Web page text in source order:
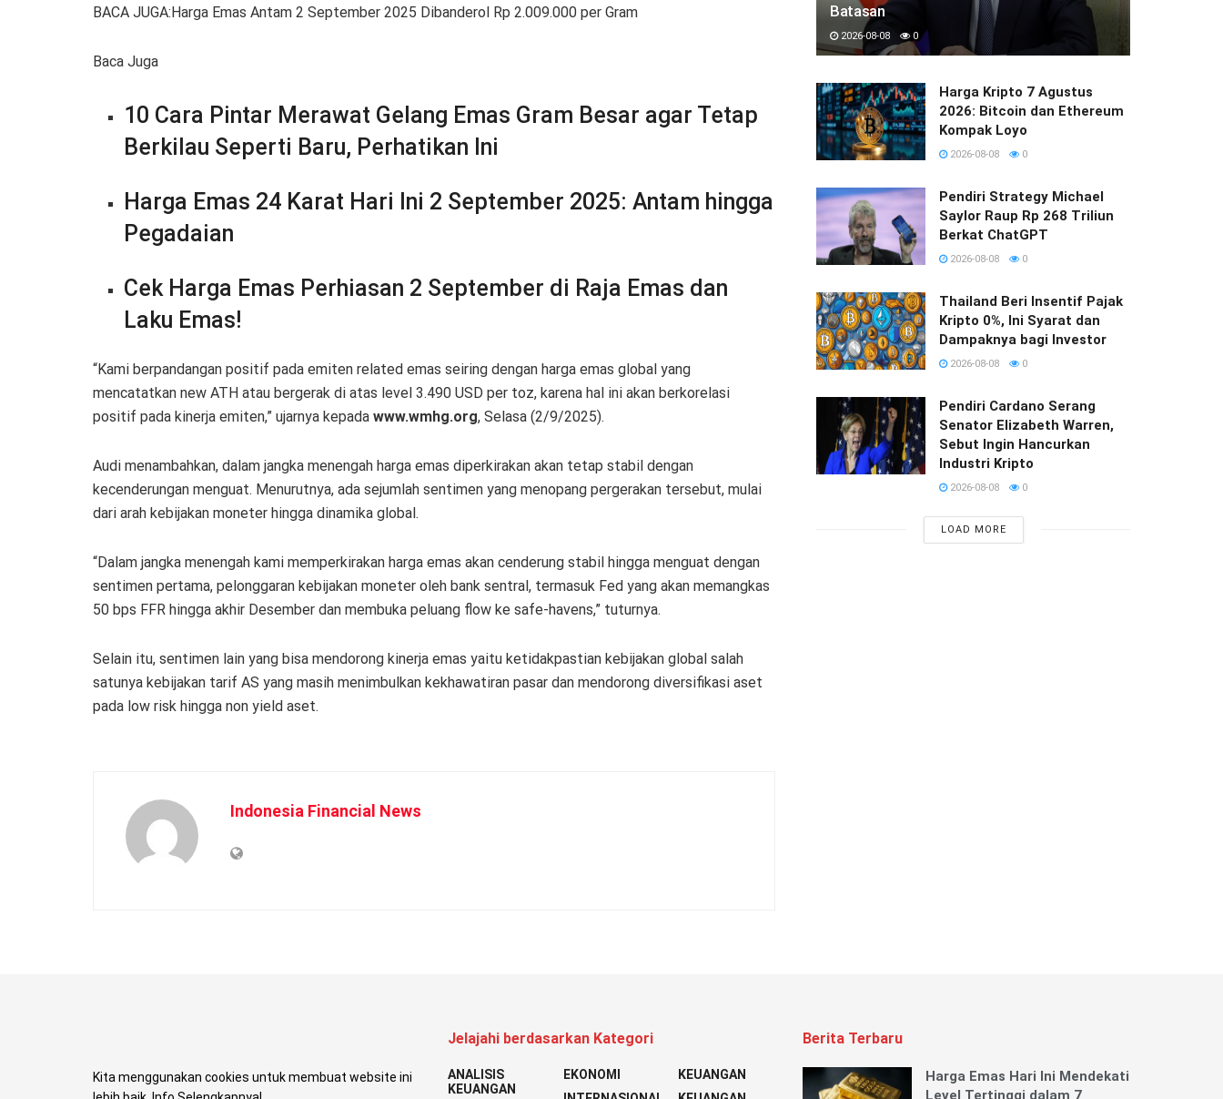
BACA JUGA:Harga Emas Antam 2 September 2025 Dibanderol Rp 2.009.000 per Gram
Baca Juga
10 Cara Pintar Merawat Gelang Emas Gram Besar agar Tetap
Berkilau Seperti Baru, Perhatikan Ini
Harga Emas 24 Karat Hari Ini 2 September 2025: Antam hingga
Pegadaian
Cek Harga Emas Perhiasan 2 September di Raja Emas dan
Laku Emas!
“Kami berpandangan positif pada emiten related emas seiring dengan harga emas global yang
mencatatkan new ATH atau bergerak di atas level 3.490 USD per toz, karena hal ini akan berkorelasi
positif pada kinerja emiten,” ujarnya kepada www.wmhg.org, Selasa (2/9/2025).
Audi menambahkan, dalam jangka menengah harga emas diperkirakan akan tetap stabil dengan
kecenderungan menguat. Menurutnya, ada sejumlah sentimen yang menopang pergerakan tersebut, mulai
dari arah kebijakan moneter hingga dinamika global.
“Dalam jangka menengah kami memperkirakan harga emas akan cenderung stabil hingga menguat dengan
sentimen pertama, pelonggaran kebijakan moneter oleh bank sentral, termasuk Fed yang akan memangkas
50 bps FFR hingga akhir Desember dan membuka peluang flow ke safe-havens,” tuturnya.
Selain itu, sentimen lain yang bisa mendorong kinerja emas yaitu ketidakpastian kebijakan global salah
satunya kebijakan tarif AS yang masih menimbulkan kekhawatiran pasar dan mendorong diversifikasi aset
pada low risk hingga non yield aset.
Indonesia Financial News
Batasan
2026-08-08 0
Harga Kripto 7 Agustus
2026: Bitcoin dan Ethereum
Kompak Loyo
2026-08-08 0
Pendiri Strategy Michael
Saylor Raup Rp 268 Triliun
Berkat ChatGPT
2026-08-08 0
Thailand Beri Insentif Pajak
Kripto 0%, Ini Syarat dan
Dampaknya bagi Investor
2026-08-08 0
Pendiri Cardano Serang
Senator Elizabeth Warren,
Sebut Ingin Hancurkan
Industri Kripto
2026-08-08 0
LOAD MORE
Kita menggunakan cookies untuk membuat website ini
Jelajahi berdasarkan Kategori
ANALISIS
KEUANGAN
EKONOMI
KEUANGAN
Berita Terbaru
Harga Emas Hari Ini Mendekati
Level Tertinggi dalam 7